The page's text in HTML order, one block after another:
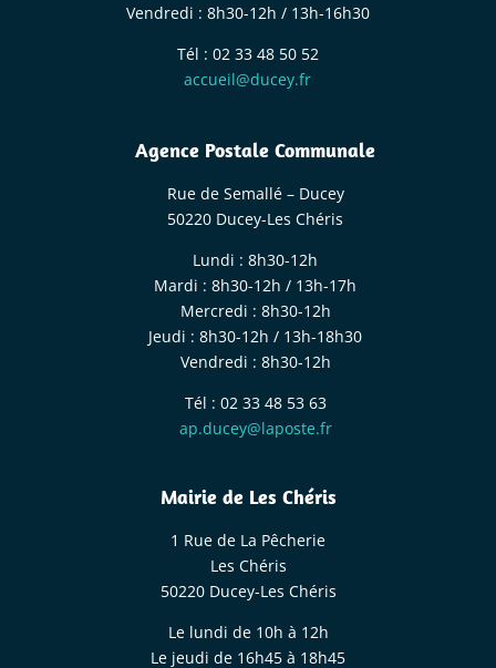
Vendredi : 8h30-12h / 13h-16h30
Tél : 02 33 48 50 52
accueil@ducey.fr
Agence Postale Communale
Rue de Semallé – Ducey
50220 Ducey-Les Chéris
Lundi : 8h30-12h
Mardi : 8h30-12h / 13h-17h
Mercredi : 8h30-12h
Jeudi : 8h30-12h / 13h-18h30
Vendredi : 8h30-12h
Tél : 02 33 48 53 63
ap.ducey@laposte.fr
Mairie de Les Chéris
1 Rue de La Pêcherie
Les Chéris
50220 Ducey-Les Chéris
Le lundi de 10h à 12h
Le jeudi de 16h45 à 18h45